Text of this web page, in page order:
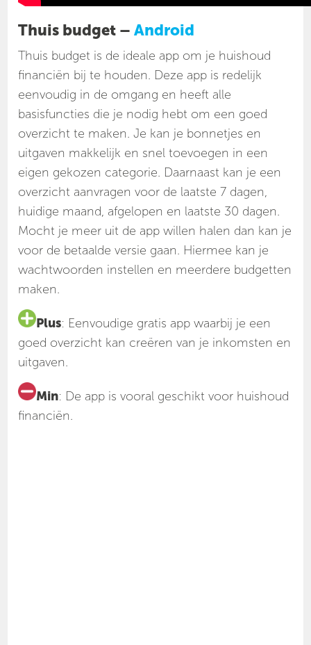
Thuis budget –Android
Thuis budget is de ideale app om je huishoud
financiën bij te houden. Deze app is redelijk
eenvoudig in de omgang en heeft alle
basisfuncties die je nodig hebt om een goed
overzicht te maken. Je kan je bonnetjes en
uitgaven makkelijk en snel toevoegen in een
eigen gekozen categorie. Daarnaast kan je een
overzicht aanvragen voor de laatste 7 dagen,
huidige maand, afgelopen en laatste 30 dagen.
Mocht je meer uit de app willen halen dan kan je
voor de betaalde versie gaan. Hiermee kan je
wachtwoorden instellen en meerdere budgetten
maken.
Plus: Eenvoudige gratis app waarbij je een
goed overzicht kan creëren van je inkomsten en
uitgaven.
Min: De app is vooral geschikt voor huishoud
financiën.